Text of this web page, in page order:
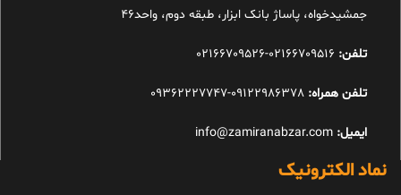
جمشیدخواه، پاساژ بانک ابزار، طبقه دوم، واحد46
تلفن:
تلفن همراه: 09122986378-09362227747
ایمیل:
نماد الکترونیک